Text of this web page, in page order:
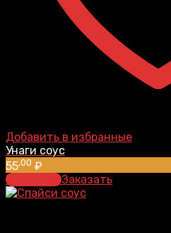
Добавить в избранные
Унаги соус
55,00 ₽
В корзинуЗаказать